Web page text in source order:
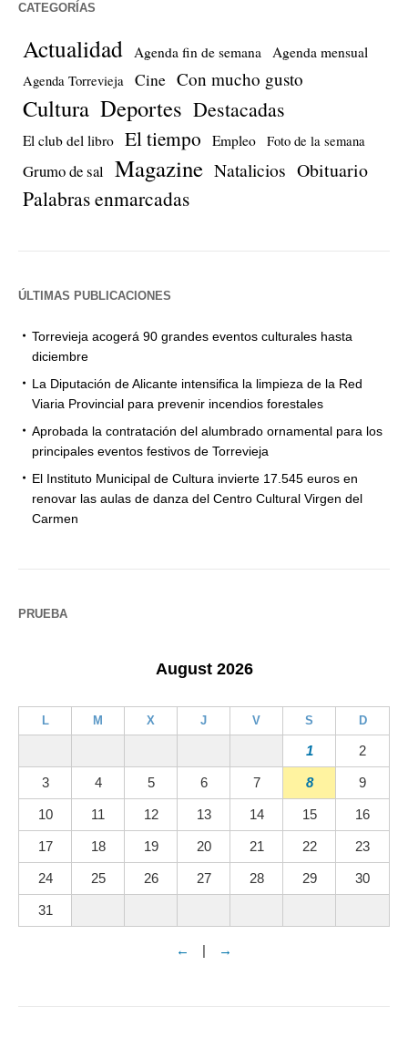
CATEGORÍAS
Actualidad Agenda fin de semana Agenda mensual
Agenda Torrevieja Cine Con mucho gusto
Cultura Deportes Destacadas
El club del libro El tiempo Empleo Foto de la semana
Grumo de sal Magazine Natalicios Obituario
Palabras enmarcadas
ÚLTIMAS PUBLICACIONES
Torrevieja acogerá 90 grandes eventos culturales hasta
diciembre
La Diputación de Alicante intensifica la limpieza de la Red
Viaria Provincial para prevenir incendios forestales
Aprobada la contratación del alumbrado ornamental para los
principales eventos festivos de Torrevieja
El Instituto Municipal de Cultura invierte 17.545 euros en
renovar las aulas de danza del Centro Cultural Virgen del
Carmen
PRUEBA
August 2026
L M X J V S D
1 2
3 4 5 6 7 8 9
10 11 12 13 14 15 16
17 18 19 20 21 22 23
24 25 26 27 28 29 30
31
← | →